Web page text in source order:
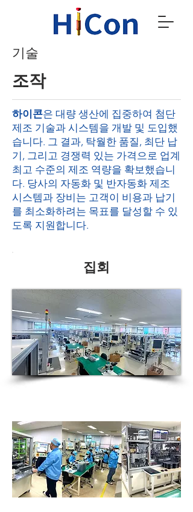
기술
조작
하이콘은 대량 생산에 집중하여 첨단
제조 기술과 시스템을 개발 및 도입했
습니다. 그 결과, 탁월한 품질, 최단 납
기, 그리고 경쟁력 있는 가격으로 업계
최고 수준의 제조 역량을 확보했습니
다. 당사의 자동화 및 반자동화 제조
시스템과 장비는 고객이 비용과 납기
를 최소화하려는 목표를 달성할 수 있
도록 지원합니다.
집회